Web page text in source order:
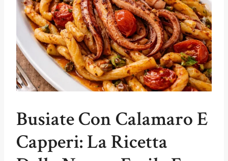
Busiate Con Calamaro E
Capperi: La Ricetta